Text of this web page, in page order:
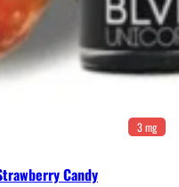
3 mg
Candy